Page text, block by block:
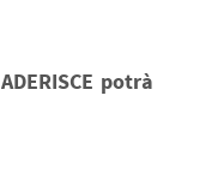
potrà